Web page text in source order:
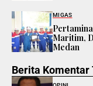
MIGAS
Maritim,
Medan
Berita Komentar